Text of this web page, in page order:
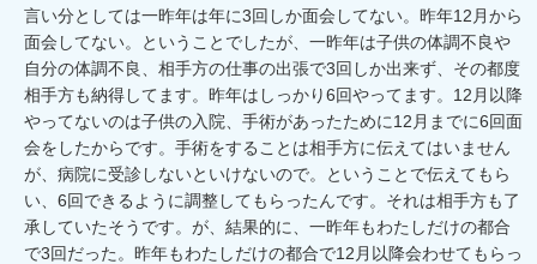
言い分としては一昨年は年に3回しか面会してない。昨年12月から
面会してない。ということでしたが、一昨年は子供の体調不良や
自分の体調不良、相手方の仕事の出張で3回しか出来ず、その都度
相手方も納得してます。昨年はしっかり6回やってます。12月以降
やってないのは子供の入院、手術があったために12月までに6回面
会をしたからです。手術をすることは相手方に伝えてはいません
が、病院に受診しないといけないので。ということで伝えてもら
い、6回できるように調整してもらったんです。それは相手方も了
承していたそうです。が、結果的に、一昨年もわたしだけの都合
で3回だった。昨年もわたしだけの都合で12月以降会わせてもらっ